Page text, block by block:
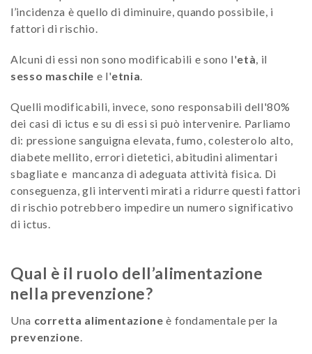
l’incidenza è quello di diminuire, quando possibile, i
fattori di rischio.
Alcuni di essi non sono modificabili e sono l'età, il
sesso maschile e l'etnia.
Quelli modificabili, invece, sono responsabili dell'80%
dei casi di ictus e su di essi si può intervenire. Parliamo
di: pressione sanguigna elevata, fumo, colesterolo alto,
diabete mellito, errori dietetici, abitudini alimentari
sbagliate e mancanza di adeguata attività fisica. Di
conseguenza, gli interventi mirati a ridurre questi fattori
di rischio potrebbero impedire un numero significativo
di ictus.
Qual è il ruolo dell’alimentazione
nella prevenzione?
Una corretta alimentazione è fondamentale per la
prevenzione.